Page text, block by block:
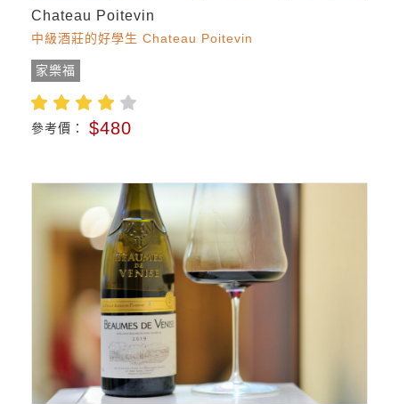
Chateau Poitevin
中級酒莊的好學生 Chateau Poitevin
家樂福
參考價： $480